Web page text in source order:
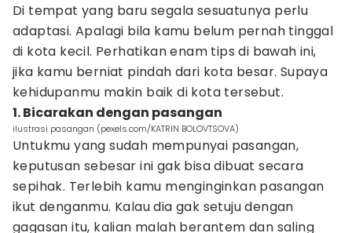
Di tempat yang baru segala sesuatunya perlu
adaptasi. Apalagi bila kamu belum pernah tinggal
di kota kecil. Perhatikan enam tips di bawah ini,
jika kamu berniat pindah dari kota besar. Supaya
kehidupanmu makin baik di kota tersebut.
1. Bicarakan dengan pasangan
ilustrasi pasangan (pexels.com/KATRIN BOLOVTSOVA)
Untukmu yang sudah mempunyai pasangan,
keputusan sebesar ini gak bisa dibuat secara
sepihak. Terlebih kamu menginginkan pasangan
ikut denganmu. Kalau dia gak setuju dengan
gagasan itu, kalian malah berantem dan saling